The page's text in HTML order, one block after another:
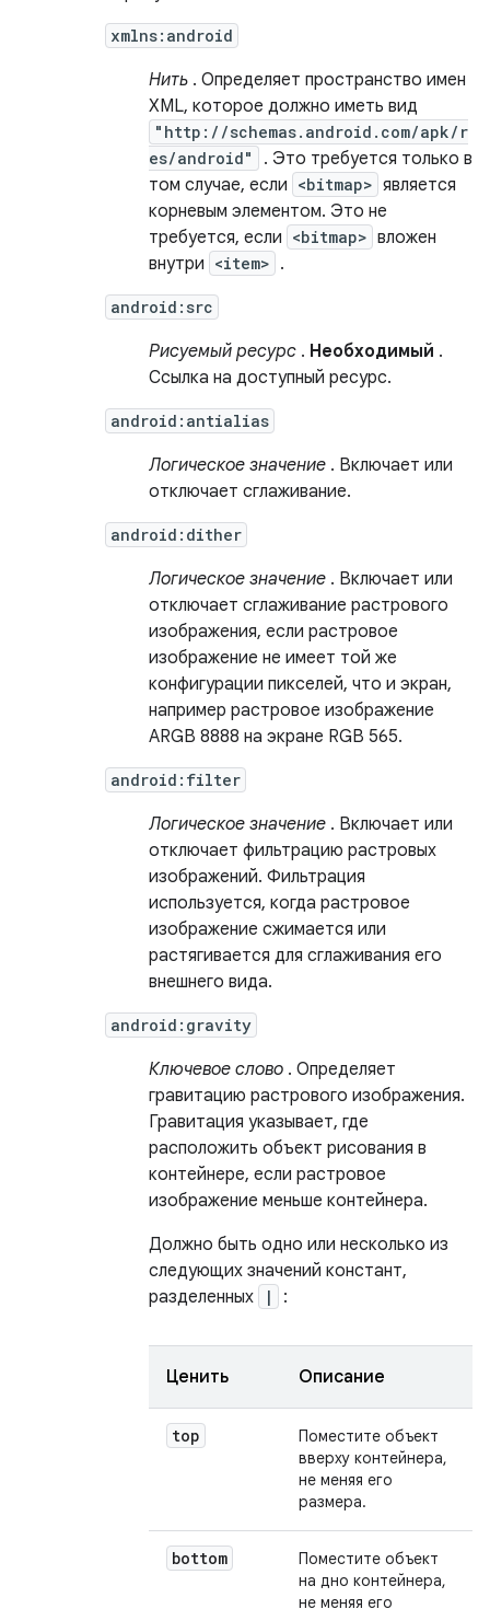
xmlns:android
Нить . Определяет пространство имен
XML, которое должно иметь вид
"http://schemas.android.com/apk/r
es/android"
. Это требуется только в
том случае, если <bitmap> является
корневым элементом. Это не
требуется, если <bitmap> вложен
внутри <item> .
android:src
Рисуемый ресурс . Необходимый .
Ссылка на доступный ресурс.
android:antialias
Логическое значение . Включает или
отключает сглаживание.
android:dither
Логическое значение . Включает или
отключает сглаживание растрового
изображения, если растровое
изображение не имеет той же
конфигурации пикселей, что и экран,
например растровое изображение
ARGB 8888 на экране RGB 565.
android:filter
Логическое значение . Включает или
отключает фильтрацию растровых
изображений. Фильтрация
используется, когда растровое
изображение сжимается или
растягивается для сглаживания его
внешнего вида.
android:gravity
Ключевое слово . Определяет
гравитацию растрового изображения.
Гравитация указывает, где
расположить объект рисования в
контейнере, если растровое
изображение меньше контейнера.
Должно быть одно или несколько из
следующих значений констант,
разделенных
| :
Ценить Описание
top
Поместите объект
вверху контейнера,
не меняя его
размера.
bottom
Поместите объект
на дно контейнера,
не меняя его